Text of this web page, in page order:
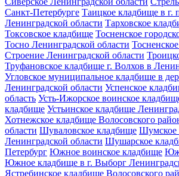
Санкт-Петербурге Таицкое кладбище в г.
Ленинградской области Тарховское
Токсовское кладбище Тосненское
Тосно Ленинградской области
Строение Ленинградской области
Труфановское кладбище г. Волхов в
Угловское муниципальное кладбище в
Ленинградской области Успенское
область Усть-Ижорское воинское
кладбище Устьинское кладбище
Хотнежское кладбище Волосовского
области Шуваловское кладбище Шумское
Ленинградской области Шушарское
Петербург Южное воинское кладбище
Южное кладбище в г. Выборг
Ястребинское кладбище Волосовского